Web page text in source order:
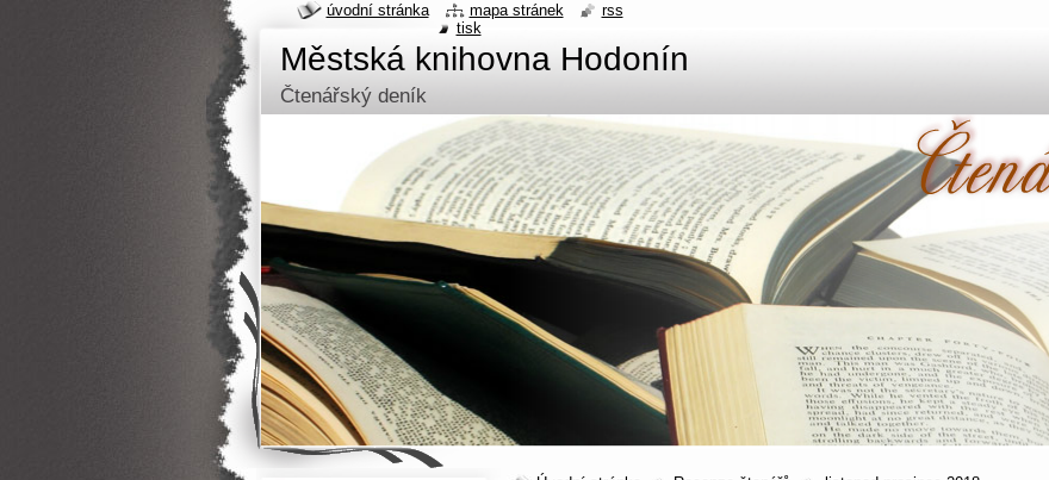
Městská knihovna Hodonín
Čtenářský deník
úvodní stránka mapa stránek
rss
tisk